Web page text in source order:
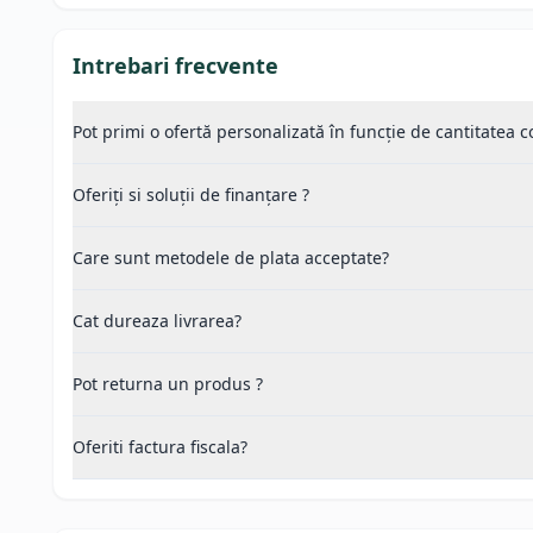
Intrebari frecvente
Pot primi o ofertă personalizată în funcție de cantitatea
Oferiți si soluții de finanțare ?
Care sunt metodele de plata acceptate?
Cat dureaza livrarea?
Pot returna un produs ?
Oferiti factura fiscala?